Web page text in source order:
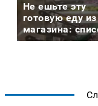
Не ешьте эту
готовую еду из
магазина: